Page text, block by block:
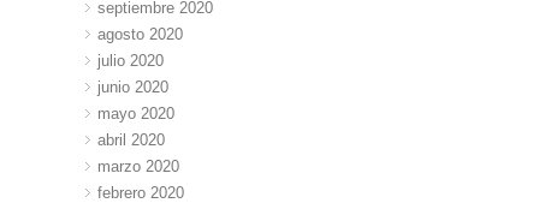
septiembre 2020
agosto 2020
julio 2020
junio 2020
mayo 2020
abril 2020
marzo 2020
febrero 2020